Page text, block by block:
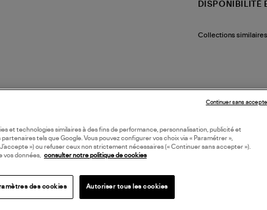
DISPONIBILITÉ
Collections similaires
et technologies similaires à des fins de performance, personnalisation, publicité et
tels que Google. Vous pouvez configurer vos choix via « Paramétrer »,
») ou refuser ceux non strictement nécessaires (« Continuer sans accepter »).
vos données, consulter notre politique de cookies
des cookies Autoriser tous les cookies
Continuer sans